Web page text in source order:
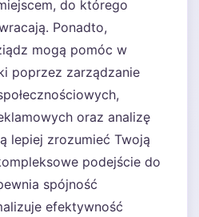
do którego
Ponadto,
mogą pomóc w
poprzez zarządzanie
oraz analizę
lepiej zrozumieć Twoją
podejście do
spójność
efektywność